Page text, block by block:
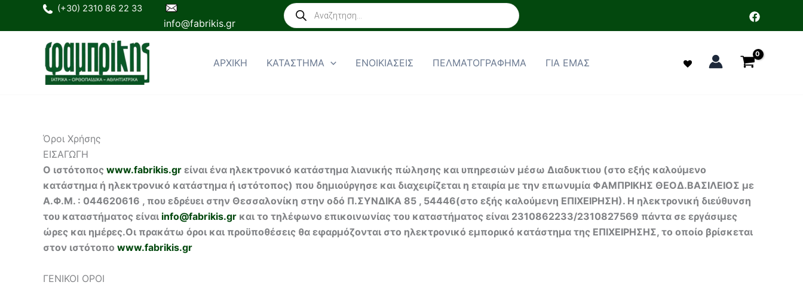
περιεχόμενο
Μετάβαση
(+30) 2310 86 22 33
info@fabrikis.gr
Products
search
ΑΡΧΙΚΗ ΚΑΤΑΣΤΗΜΑ ΕΝΟΙΚΙΑΣΕΙΣ ΠΕΛΜΑΤΟΓΡΑΦΗΜΑ ΓΙΑ ΕΜΑΣ
Όροι Χρήσης
ΕΙΣΑΓΩΓΗ
Ο ιστότοπος www.fabrikis.gr είναι ένα ηλεκτρονικό κατάστημα λιανικής πώλησης και υπηρεσιών μέσω Διαδυκτιου (στο εξής καλούμενο
κατάστημα ή ηλεκτρονικό κατάστημα ή ιστότοπος) που δημιούργησε και διαχειρίζεται η εταιρία με την επωνυμία ΦΑΜΠΡΙΚΗΣ ΘΕΟΔ.ΒΑΣΙΛΕΙΟΣ με
Α.Φ.Μ. : 044620616 , που εδρέυει στην Θεσσαλονίκη στην οδό Π.ΣΥΝΔΙΚΑ 85 , 54446(στο εξής καλούμενη ΕΠΙΧΕΙΡΗΣΗ). Η ηλεκτρονική διεύθυνση
του καταστήματος είναι info@fabrikis.gr και το τηλέφωνο επικοινωνίας του καταστήματος είναι 2310862233/2310827569 πάντα σε εργάσιμες
ώρες και ημέρες.Οι πρακάτω όροι και προϋποθέσεις θα εφαρμόζονται στο ηλεκτρονικό εμπορικό κατάστημα της ΕΠΙΧΕΙΡΗΣΗΣ, το οποίο βρίσκεται
στον ιστότοπο www.fabrikis.gr
ΓΕΝΙΚΟΙ ΟΡΟΙ